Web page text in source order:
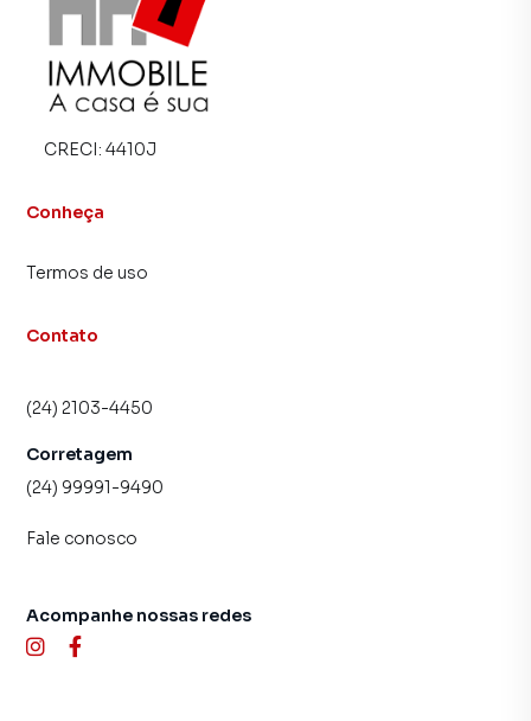
CRECI: 4410J
Conheça
Termos de uso
Contato
(24) 2103-4450
Corretagem
(24) 99991-9490
Fale conosco
Acompanhe nossas redes